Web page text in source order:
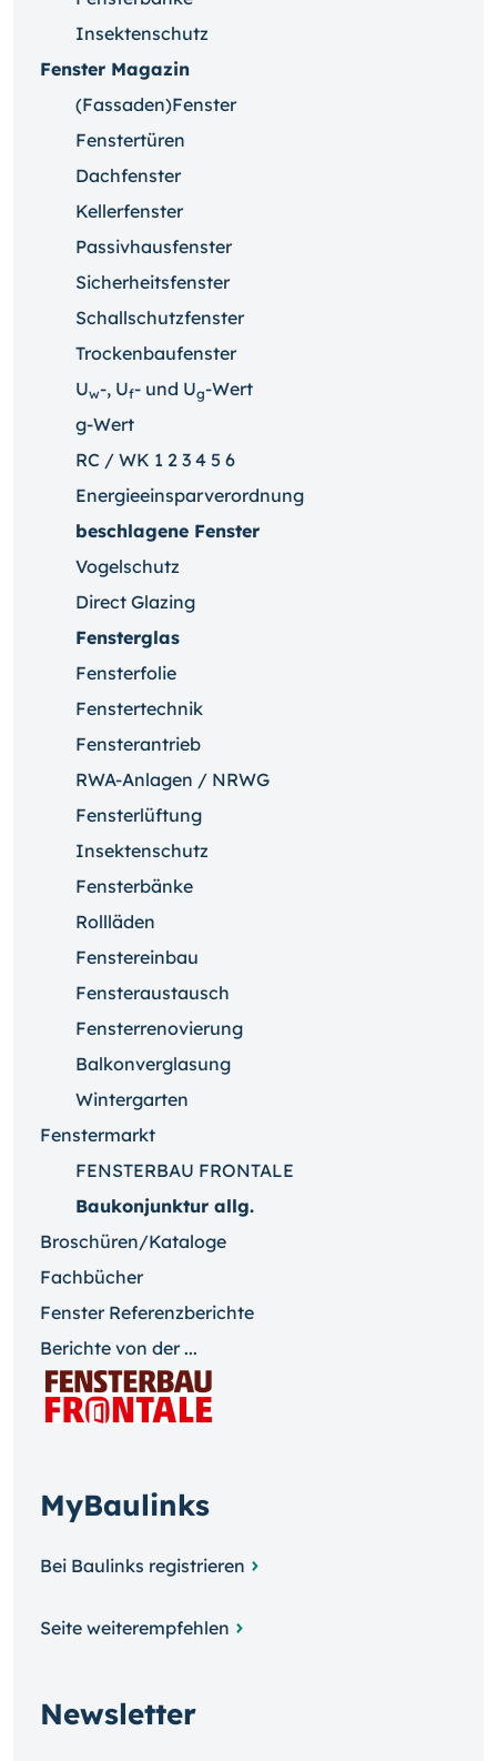
Insektenschutz
Fenster Magazin
(Fassaden)Fenster
Fenstertüren
Dachfenster
Kellerfenster
Passivhausfenster
Sicherheitsfenster
Schallschutzfenster
Trockenbaufenster
Uw-, Uf- und Ug-Wert
g-Wert
RC / WK 1 2 3 4 5 6
Energieeinsparverordnung
beschlagene Fenster
Vogelschutz
Direct Glazing
Fensterglas
Fensterfolie
Fenstertechnik
Fensterantrieb
RWA-Anlagen / NRWG
Fensterlüftung
Insektenschutz
Fensterbänke
Rollläden
Fenstereinbau
Fensteraustausch
Fensterrenovierung
Balkonverglasung
Wintergarten
Fenstermarkt
FENSTERBAU FRONTALE
Baukonjunktur allg.
Broschüren/Kataloge
Fachbücher
Fenster Referenzberichte
Berichte von der ...
MyBaulinks
Bei Baulinks registrieren
Seite weiterempfehlen
Newsletter